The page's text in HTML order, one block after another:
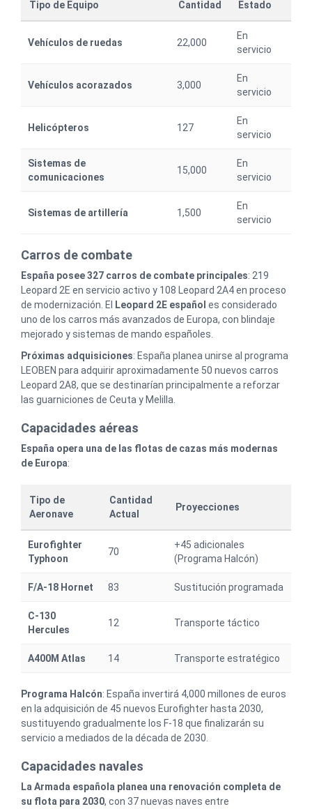
Tipo de Equipo Cantidad Estado
Vehículos de ruedas 22,000
En
servicio
Vehículos acorazados 3,000
En
servicio
Helicópteros 127
En
servicio
Sistemas de
comunicaciones
15,000
En
servicio
Sistemas de artillería 1,500
En
servicio
Carros de combate
España posee 327 carros de combate principales: 219
Leopard 2E en servicio activo y 108 Leopard 2A4 en proceso
de modernización. El
Leopard 2E español es considerado
uno de los carros más avanzados de Europa, con blindaje
mejorado y sistemas de mando españoles.
Próximas adquisiciones: España planea unirse al programa
LEOBEN para adquirir aproximadamente 50 nuevos carros
Leopard 2A8, que se destinarían principalmente a reforzar
las guarniciones de Ceuta y Melilla.
Capacidades aéreas
España opera una de las flotas de cazas más modernas
de Europa:
Tipo de
Aeronave
Cantidad
Actual
Proyecciones
Eurofighter
Typhoon
70
+45 adicionales
(Programa Halcón)
F/A-18 Hornet 83 Sustitución programada
C-130
Hercules
12 Transporte táctico
A400M Atlas 14 Transporte estratégico
Programa Halcón: España invertirá 4,000 millones de euros
en la adquisición de 45 nuevos Eurofighter hasta 2030,
sustituyendo gradualmente los F-18 que finalizarán su
servicio a mediados de la década de 2030.
Capacidades navales
La Armada española planea una renovación completa de
su flota para 2030, con 37 nuevas naves entre